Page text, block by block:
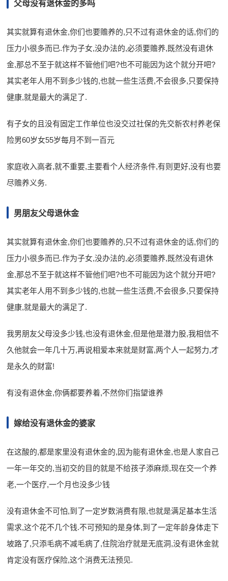
父母没有退休金的多吗
其实就算有退休金,你们也要赡养的,只不过有退休金的话,你们的
压力小很多而已.作为子女,没办法的,必须要赡养,既然没有退休
金,那总不至于就这样不管他们吧?也不可能因为这个就分开吧?
其实老年人用不到多少钱的,也就一些生活费,不会很多,只要保持
健康,就是最大的满足了.
有子女的且没有固定工作单位也没交过社保的先交新农村养老保
险男60岁女55岁每月不到一百元
家庭收入高者,就不重要,主要看个人经济条件,有则更好,没有也要
尽赡养义务.
男朋友父母退休金
其实就算有退休金,你们也要赡养的,只不过有退休金的话,你们的
压力小很多而已.作为子女,没办法的,必须要赡养,既然没有退休
金,那总不至于就这样不管他们吧?也不可能因为这个就分开吧?
其实老年人用不到多少钱的,也就一些生活费,不会很多,只要保持
健康,就是最大的满足了.
我男朋友父母没多少钱,也没有退休金,但是他是潜力股,我相信不
久他就会一年几十万,再说相爱本来就是财富,两个人一起努力,才
是永久的财富!
有没有退休金,你俩都要养着,不然你们指望谁养
嫁给没有退休金的婆家
在这酸的,都是家里没有退休金的,因为能有退休金,也是人家自己
一年一年交的,当初交的目的就是不给孩子添麻烦,现在交一个养
老,一个医疗,一个月也没多少钱
没有退休金不可怕,到了一定岁数消费有限,也就是满足基本生活
需求,这个花不几个钱.不可预知的是身体,到了一定年龄身体走下
坡路了,只添毛病不减毛病了,住院治疗就是无底洞,没有退休金就
肯定没有医疗保险,这个消费无法预见.